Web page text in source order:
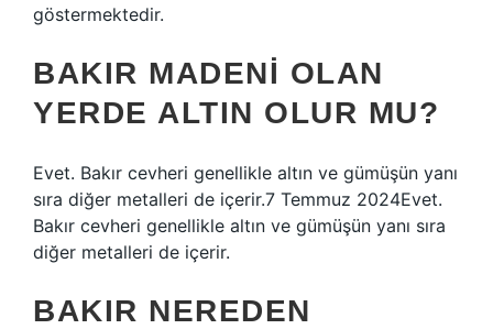
göstermektedir.
BAKIR MADENI OLAN
YERDE ALTIN OLUR MU?
Evet. Bakır cevheri genellikle altın ve gümüşün yanı
sıra diğer metalleri de içerir.7 Temmuz 2024Evet.
Bakır cevheri genellikle altın ve gümüşün yanı sıra
diğer metalleri de içerir.
BAKIR NEREDEN